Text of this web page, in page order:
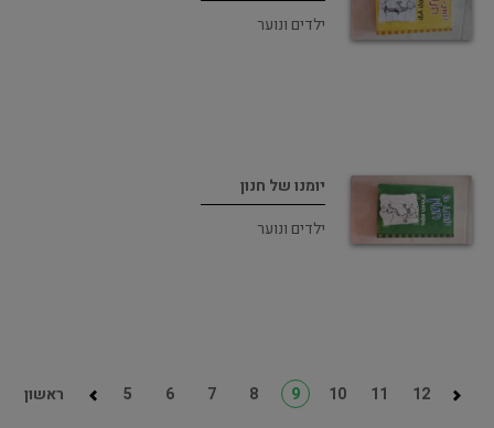
ילדים ונוער
יומנו של חנון
ילדים ונוער
ראשון 5 6 7 8 9 10 11 12